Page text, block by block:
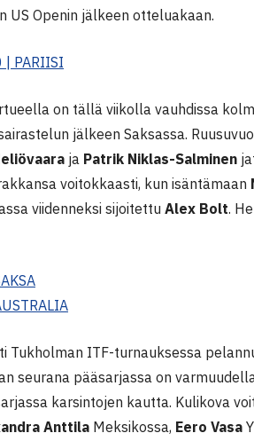
US Openin jälkeen otteluakaan.
| PARIISI
on tällä viikolla vauhdissa
jälkeen Saksassa.
ja Patrik Niklas-Salminen
voitokkaasti, kun isäntämaan
viidenneksi sijoitettu Alex Bolt.
Tukholman ITF-turnauksessa
seurana pääsarjassa on
karsintojen kautta. Kulikova
Anttila Meksikossa, Eero Vasa